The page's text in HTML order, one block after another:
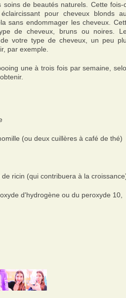
de beautés naturels. Cette fois-
pour cheveux blonds
sans endommager les cheveux.
de cheveux, bruns ou noires.
votre type de cheveux, un peu
par exemple.
une à trois fois par semaine,
(ou deux cuillères à café de thé)
ricin (qui contribuera à la
d'hydrogène ou du peroxyde 10,